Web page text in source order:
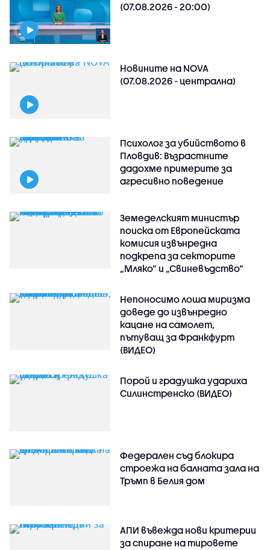
(07.08.2026 - 20:00)
Новините на NOVA
(07.08.2026 - централна)
Психолог за убийството в
Пловдив: Възрастните
дадохме примерите за
агресивно поведение
Земеделският министър
поиска от Европейската
комисия извънредна
подкрепа за секторите
„Мляко“ и „Свиневъдство“
Непоносимо лоша миризма
доведе до извънредно
кацане на самолет,
пътуващ за Франкфурт
(ВИДЕО)
Порой и градушка удариха
Силинстренско (ВИДЕО)
Федерален съд блокира
строежа на балната зала на
Тръмп в Белия дом
АПИ въвежда нови критерии
за спиране на тировете